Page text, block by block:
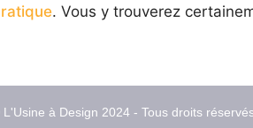
. Vous y trouverez
à Design 2024 - Tous droits